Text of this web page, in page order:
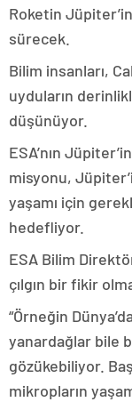
Roketin Jüpiter’in
sürecek.
Bilim insanları,
uyduların
düşünüyor.
ESA’nın
misyonu,
yaşamı için
hedefliyor.
ESA Bilim
çılgın bir fikir
“Örneğin
yanardağlar bile
gözükebiliyor.
mikropların